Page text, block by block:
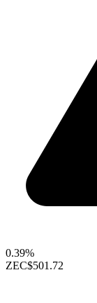
0.39%
ZEC$501.72